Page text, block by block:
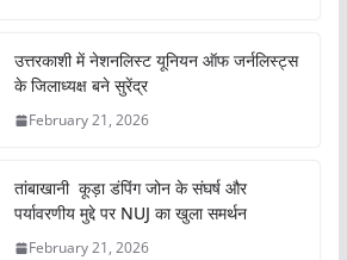
s
A
p
e
उत्तरकाशी में नेशनलिस्ट यूनियन ऑफ जर्नलिस्ट्स
के जिलाध्यक्ष बने सुरेंद्र
February 21, 2026
तांबाखानी कूड़ा डंपिंग जोन के संघर्ष और
पर्यावरणीय मुद्दे पर NUJ का खुला समर्थन
February 21, 2026